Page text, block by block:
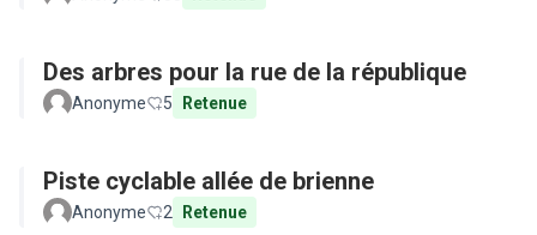
Des arbres pour la rue de la république
Anonyme 5 Retenue
Piste cyclable allée de brienne
Anonyme 2 Retenue